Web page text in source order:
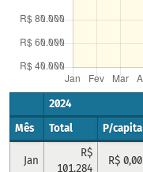
2024
Mês
Total P/capita
Jan
R$
101.284
R$ 0,00